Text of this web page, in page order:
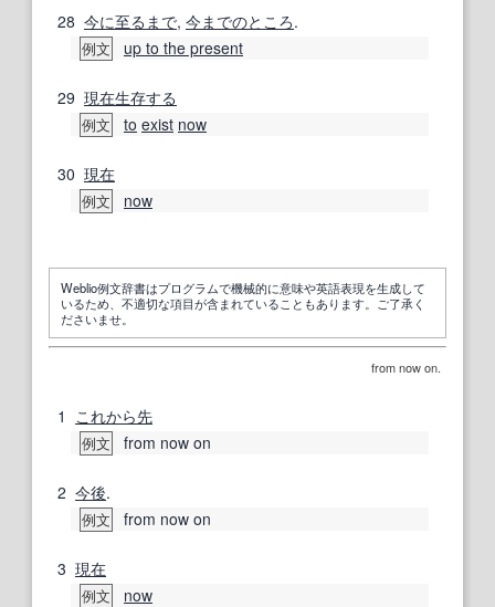
28 今に至るまで, 今までのところ.
例文 up to the present
29 現在生存する
例文 to exist now
30 現在
例文 now
Weblio例文辞書はプログラムで機械的に意味や英語表現を生成して
いるため、不適切な項目が含まれていることもあります。ご了承く
ださいませ。
from now on.
1 これから先
例文 from now on
2 今後.
例文 from now on
3 現在
例文 now